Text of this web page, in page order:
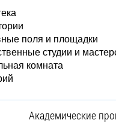
поля и площадки
студии и
комната
Академические